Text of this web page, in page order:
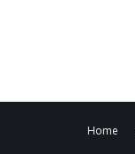
Home